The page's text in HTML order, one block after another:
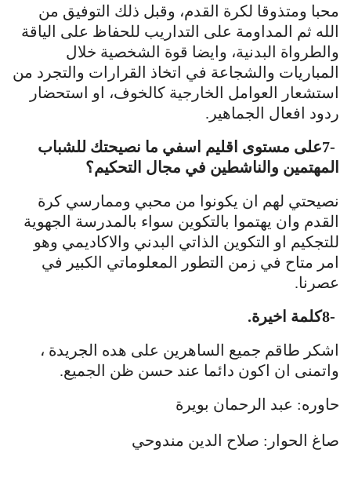
محبا ومتذوقا لكرة القدم، وقبل ذلك التوفيق من
الله ثم المداومة على التداريب للحفاظ على الياقة
والطرواة البدنية، وايضا قوة الشخصية خلال
المباريات والشجاعة في اتخاذ القرارات والتجرد من
استشعار العوامل الخارجية كالخوف، او استحضار
ردود افعال الجماهير .
7-على مستوى اقليم اسفي ما نصيحتك للشباب
المهتمين والناشطين في مجال التحكيم؟
نصيحتي لهم ان يكونوا من محبي وممارسي كرة
القدم وان يهتموا بالتكوين سواء بالمدرسة الجهوية
للتجكيم او التكوين الذاتي البدني والاكاديمي وهو
امر متاح في زمن التطور المعلوماتي الكبير في
عصرنا.
8-كلمة اخيرة.
اشكر طاقم جميع الساهرين على هده الجريدة ،
واتمنى ان اكون دائما عند حسن ظن الجميع.
حاوره: عبد الرحمان بويرة
صاغ الحوار: صلاح الدين مندوحي